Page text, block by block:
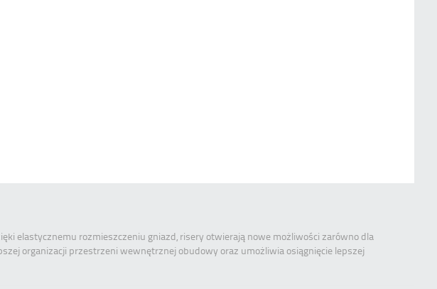
elastycznemu rozmieszczeniu gniazd, risery otwierają nowe możliwości zarówno dla
organizacji przestrzeni wewnętrznej obudowy oraz umożliwia osiągnięcie lepszej